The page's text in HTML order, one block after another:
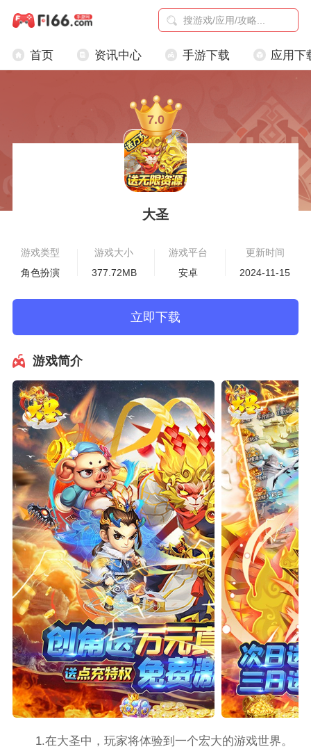
首页 资讯中心 手游下载 应用下
大圣
7.0
游戏类型
角色扮演
游戏大小
377.72MB
游戏平台
安卓
更新时间
2024-11-15
立即下载
游戏简介
1.在大圣中，玩家将体验到一个宏大的游戏世界。